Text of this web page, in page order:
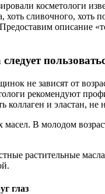
косметологи
хоть сливочного,
описание
не зависят от
рекомендуют
коллаген и эластан,
В молодом
растительные
глаз